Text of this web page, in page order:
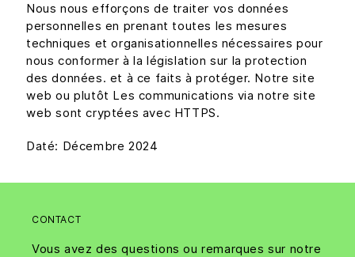
Nous nous efforçons de traiter vos données
personnelles en prenant toutes les mesures
techniques et organisationnelles nécessaires pour
nous conformer à la législation sur la protection
des données. et à ce faits à protéger. Notre site
web ou plutôt Les communications via notre site
web sont cryptées avec HTTPS.
Daté: Décembre 2024
CONTACT
Vous avez des questions ou remarques sur notre